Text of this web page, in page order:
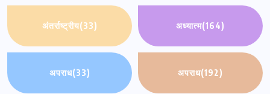
अंतर्राष्ट्रीय(33) अध्यात्म(164)
अपराध(33) अपराध(192)